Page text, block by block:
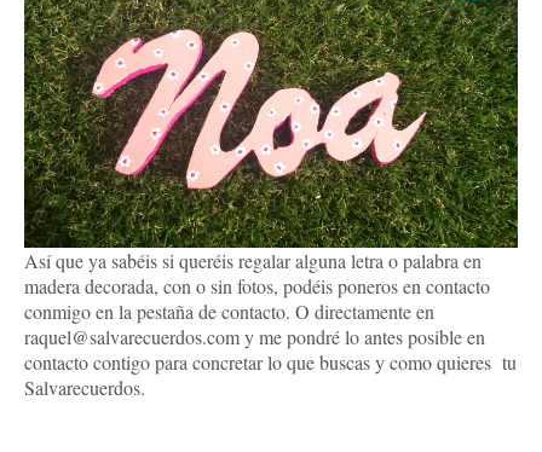
Así que ya sabéis si queréis regalar alguna letra o palabra en
madera decorada, con o sin fotos, podéis poneros en contacto
conmigo en la pestaña de contacto. O directamente en
raquel@salvarecuerdos.com y me pondré lo antes posible en
contacto contigo para concretar lo que buscas y como quieres tu
Salvarecuerdos.